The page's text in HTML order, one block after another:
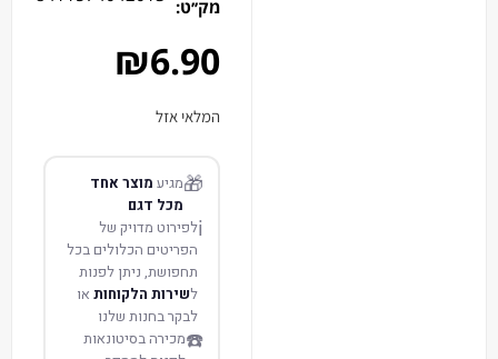
מק׳׳ט:
₪6.90
המלאי אזל
🎁מגיע מוצר אחד
מכל דגם
ℹ️לפירוט מדויק של
הפריטים הכלולים בכל
תחפושת, ניתן לפנות
לשירות הלקוחות או
לבקר בחנות שלנו
☎️מכירה בסיטונאות